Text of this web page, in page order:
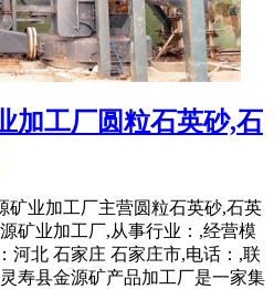
加工厂圆粒石英砂,石
矿业加工厂主营圆粒石英砂,石英
矿业加工厂,从事行业：,经营模
河北 石家庄 石家庄市,电话：,联
寿县金源矿产品加工厂是一家集